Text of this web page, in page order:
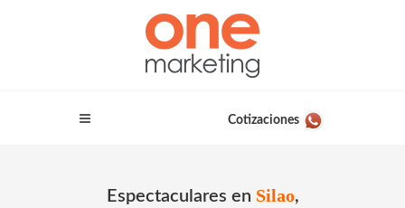
Cotizaciones
Espectaculares en Silao,